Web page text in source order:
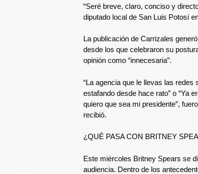
“Seré breve, claro, conciso y
diputado local de San Luis Potosí
La publicación de Carrizales
desde los que celebraron su
opinión como “innecesaria”.
“La agencia que le llevas las
estafando desde hace rato” o “Ya
quiero que sea mi presidente”,
recibió.
¿QUÉ PASA CON BRITNEY
Este miércoles Britney Spears se
audiencia. Dentro de los